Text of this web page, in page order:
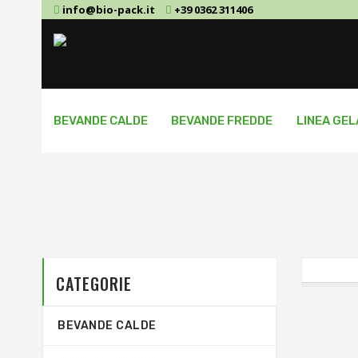
info@bio-pack.it +39 0362 311406
BEVANDE CALDE BEVANDE FREDDE LINEA
CATEGORIE
BEVANDE CALDE